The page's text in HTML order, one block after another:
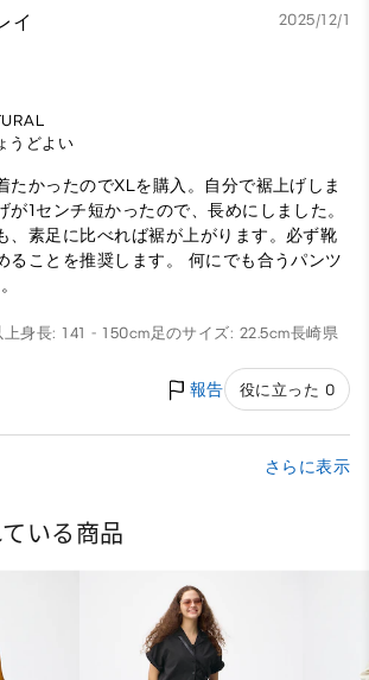
イ 2025/12/1
うどよい
たかったのでXLを購入。自分で裾上げしま
が1センチ短かったので、長めにしました。
、素足に比べれば裾が上がります。必ず靴
ることを推奨します。 何にでも合うパンツ
上身長: 141 - 150cm足のサイズ: 22.5cm長崎県
報告 役に立った 0
さらに表示
いる商品